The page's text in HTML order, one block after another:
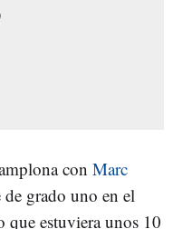
con Marc
grado uno en el
estuviera unos 10